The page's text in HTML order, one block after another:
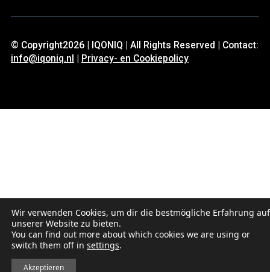
© Copyright2026 | IQONIQ | All Rights Reserved | Contact:
info@iqoniq.nl | Privacy- en Cookiepolicy
Wir verwenden Cookies, um dir die bestmögliche Erfahrung auf
unserer Website zu bieten.
You can find out more about which cookies we are using or
switch them off in settings.
Akzeptieren